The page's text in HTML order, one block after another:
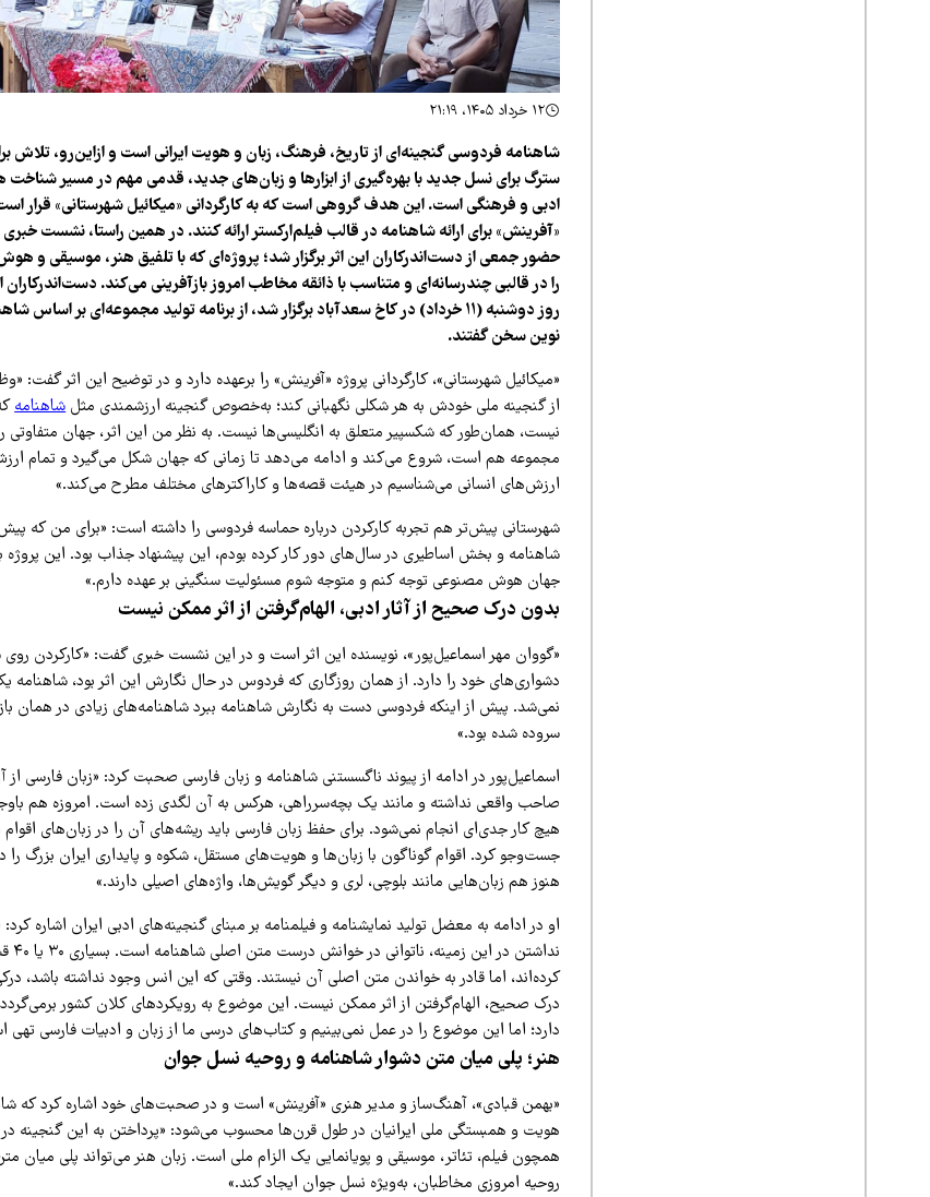
۱۲ خرداد ۱۴۰۵، ۲۱:۱۹
شاهنامه فردوسی گنجینه‌ای از تاریخ، فرهنگ، زبان و هویت ایرانی است و ازاین‌رو، تلاش
سترگ برای نسل جدید با بهره‌گیری از ابزارها و زبان‌های جدید، قدمی مهم در مسیر شناخت
ادبی و فرهنگی است. این هدف گروهی است که به کارگردانی «میکائیل شهرستانی» قرار است
«آفرینش» برای ارائه شاهنامه در قالب فیلم‌ارکستر ارائه کنند. در همین راستا، نشست
حضور جمعی از دست‌اندرکاران این اثر برگزار شد؛ پروژه‌ای که با تلفیق هنر، موسیقی و
را در قالبی چندرسانه‌ای و متناسب با ذائقه مخاطب امروز بازآفرینی می‌کند.
روز دوشنبه (۱۱ خرداد) در کاخ سعدآباد برگزار شد، از برنامه تولید مجموعه‌ای بر
نوین سخن گفتند.
«میکائیل شهرستانی»، کارگردانی پروژه «آفرینش» را برعهده دارد و در توضیح این اثر گفت:
از گنجینه ملی خودش به هر شکلی نگهبانی کند؛ به‌خصوص گنجینه ارزشمندی مثلشاهنامه
نیست، همان‌طور که شکسپیر متعلق به انگلیسی‌ها نیست. به نظر من این اثر، جهان متفاوتی
مجموعه هم است، شروع می‌کند و ادامه می‌دهد تا زمانی که جهان شکل می‌گیرد و تمام
ارزش‌های انسانی می‌شناسیم در هیئت قصه‌ها و کاراکترهای مختلف مطرح می‌کند.»
شهرستانی پیش‌تر هم تجربه کارکردن درباره حماسه فردوسی را داشته است: «برای من که
شاهنامه و بخش اساطیری در سال‌های دور کار کرده بودم، این پیشنهاد جذاب بود. این
جهان هوش مصنوعی توجه کنم و متوجه شوم مسئولیت سنگینی بر عهده دارم.»
بدون درک صحیح از آثار ادبی، الهام‌گرفتن از اثر ممکن نیست
«گووان مهر اسماعیل‌پور»، نویسنده این اثر است و در این نشست خبری گفت: «کارکردن
دشواری‌های خود را دارد. از همان روزگاری که فردوس در حال نگارش این اثر بود،
نمی‌شد. پیش از اینکه فردوسی دست به نگارش شاهنامه ببرد شاهنامه‌های زیادی در همان
سروده شده بود.»
اسماعیل‌پور در ادامه از پیوند ناگسستنی شاهنامه و زبان فارسی صحبت کرد: «زبان فارسی از
صاحب واقعی نداشته و مانند یک بچه‌سرراهی، هرکس به آن لگدی زده است. امروزه هم
هیچ کار جدی‌ای انجام نمی‌شود. برای حفظ زبان فارسی باید ریشه‌های آن را در زبان‌های
جست‌وجو کرد. اقوام گوناگون با زبان‌ها و هویت‌های مستقل، شکوه و پایداری ایران بزرگ را
هنوز هم زبان‌هایی مانند بلوچی، لری و دیگر گویش‌ها، واژه‌های اصیلی دارند.»
او در ادامه به معضل تولید نمایشنامه و فیلمنامه بر مبنای گنجینه‌های ادبی ایران اشاره
کرده‌اند، اما قادر به خواندن متن اصلی آن نیستند. وقتی که این انس وجود نداشته باشد،
درک صحیح، الهام‌گرفتن از اثر ممکن نیست. این موضوع به رویکردهای کلان کشور
دارد؛ اما این موضوع را در عمل نمی‌بینیم و کتاب‌های درسی ما از زبان و ادبیات فارسی
هنر؛ پلی میان متن دشوار شاهنامه و روحیه نسل جوان
«بهمن قبادی»، آهنگ‌ساز و مدیر هنری «آفرینش» است و در صحبت‌های خود اشاره کرد که
هویت و همبستگی ملی ایرانیان در طول قرن‌ها محسوب می‌شود: «پرداختن به این گنجینه
همچون فیلم، تئاتر، موسیقی و پویانمایی یک الزام ملی است. زبان هنر می‌تواند پلی میان
روحیه امروزی مخاطبان، به‌ویژه نسل جوان ایجاد کند.»